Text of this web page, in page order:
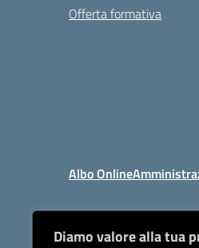
Diamo valore alla tua
Offerta formativa
Albo Online